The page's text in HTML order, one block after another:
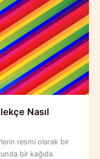
Nasıl
resmi olarak bir
bir kağıda